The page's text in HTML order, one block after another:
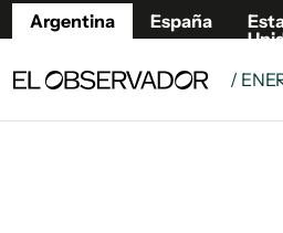
Argentina España
/